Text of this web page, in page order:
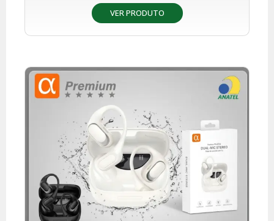
VER PRODUTO